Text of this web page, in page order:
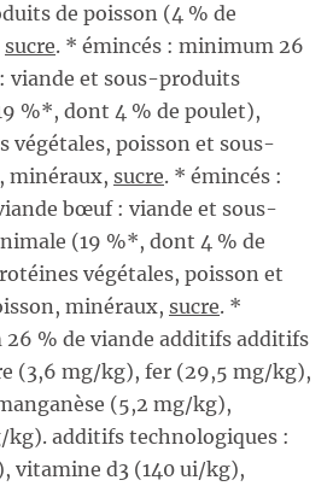
de poisson (4 % de
sucre. * émincés : minimum 26
viande et sous-produits
%*, dont 4 % de poulet),
végétales, poisson et sous-
minéraux, sucre. * émincés :
bœuf : viande et sous-
(19 %*, dont 4 % de
végétales, poisson et
minéraux, sucre. *
% de viande additifs additifs
(3,6 mg/kg), fer (29,5 mg/kg),
(5,2 mg/kg),
kg). additifs technologiques :
vitamine d3 (140 ui/kg),